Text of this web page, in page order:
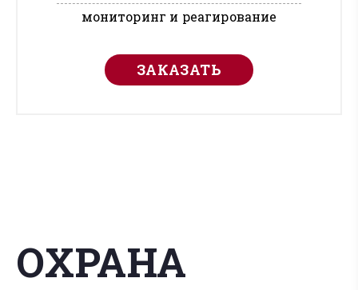
мониторинг и реагирование
ЗАКАЗАТЬ
ОХРАНА